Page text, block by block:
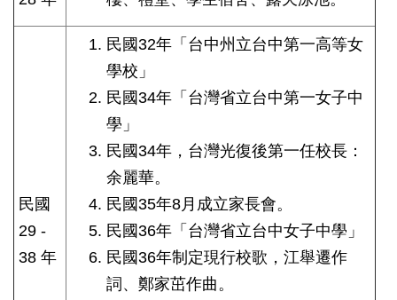
民國
29 -
38 年
民國32年「台中州立台中第一高等女
學校」
民國34年「台灣省立台中第一女子中
學」
民國34年，台灣光復後第一任校長：
余麗華。
民國35年8月成立家長會。
民國36年「台灣省立台中女子中學」
民國36年制定現行校歌，江舉遷作
詞、鄭家茁作曲。